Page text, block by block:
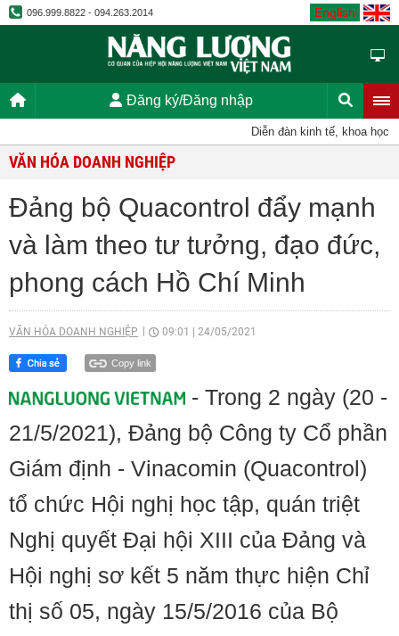
096.999.8822 - 094.263.2014 English
Đăng ký/Đăng nhập
Diễn đàn kinh tế, khoa học, kỹ
VĂN HÓA DOANH NGHIỆP
Đảng bộ Quacontrol đẩy mạnh
và làm theo tư tưởng, đạo đức,
phong cách Hồ Chí Minh
VĂN HÓA DOANH NGHIỆP 09:01 24/05/2021
Copy link
- Trong 2 ngày (20 -
21/5/2021), Đảng bộ Công ty Cổ phần
Giám định - Vinacomin (Quacontrol)
tổ chức Hội nghị học tập, quán triệt
Nghị quyết Đại hội XIII của Đảng và
Hội nghị sơ kết 5 năm thực hiện Chỉ
thị số 05, ngày 15/5/2016 của Bộ